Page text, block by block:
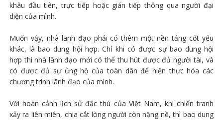
khâu đầu tiên, trực tiếp hoặc gián tiếp thông qua người đại
diện của mình.
Muốn vậy, nhà lãnh đạo phải có thêm một nền tảng cốt yếu
khác, là bao dung hội hợp. Chỉ khi có được sự bao dung hội
hợp thì nhà lãnh đạo mới có thể thu hút được đủ người tài, và
có được đủ sự ủng hộ của toàn dân để hiện thực hóa các
chương trình lãnh đạo của mình.
Với hoàn cảnh lịch sử đặc thù của Việt Nam, khi chiến tranh
xảy ra liên miên, chia cắt lòng người còn nặng nề, thì bao dung